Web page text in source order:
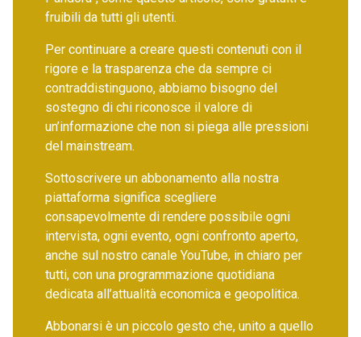
fruibili da tutti gli utenti.
Per continuare a creare questi contenuti con il
rigore e la trasparenza che da sempre ci
contraddistinguono, abbiamo bisogno del
sostegno di chi riconosce il valore di
un’informazione che non si piega alle pressioni
del mainstream.
Sottoscrivere un abbonamento alla nostra
piattaforma significa scegliere
consapevolmente di rendere possibile ogni
intervista, ogni evento, ogni confronto aperto,
anche sul nostro canale YouTube, in chiaro per
tutti, con una programmazione quotidiana
dedicata all’attualità economica e geopolitica.
Abbonarsi è un piccolo gesto che, unito a quello